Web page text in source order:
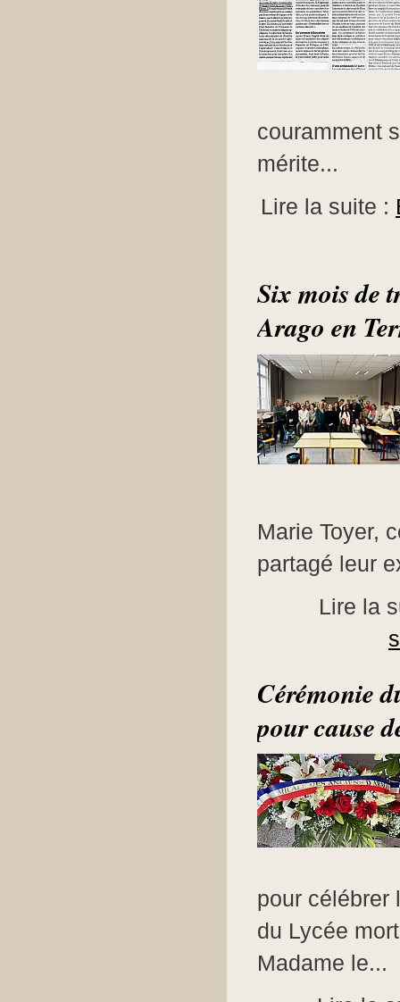
couramment
mérite...
Lire la suite :
Six mois de
Arago en
Marie Toyer,
partagé leur
Lire la
Cérémonie
pour cause
pour célébrer
du Lycée
Madame le...